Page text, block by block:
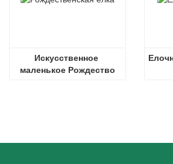
Искусственное
маленькое Рождество